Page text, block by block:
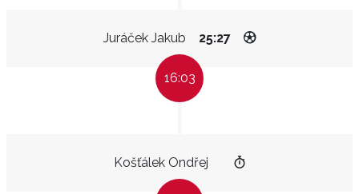
Juráček Jakub 25:27
16:03
Košťálek Ondřej